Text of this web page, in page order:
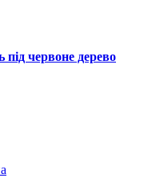
червоне дерево